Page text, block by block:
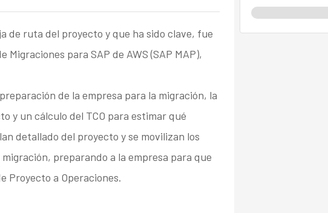
de ruta del proyecto y que ha sido clave, fue
para SAP de AWS (SAP MAP),
de la empresa para la migración, la
y un cálculo del TCO para estimar qué
detallado del proyecto y se movilizan los
preparando a la empresa para que
Proyecto a Operaciones.